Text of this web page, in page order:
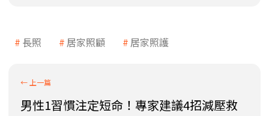
長照 居家照顧 居家照護
男性1習慣注定短命！專家建議4招減壓救